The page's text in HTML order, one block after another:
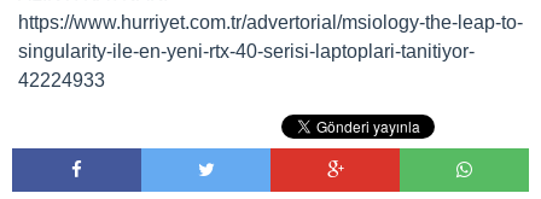
https://www.hurriyet.com.tr/advertorial/msiology-the-leap-to-
singularity-ile-en-yeni-rtx-40-serisi-laptoplari-tanitiyor-
42224933